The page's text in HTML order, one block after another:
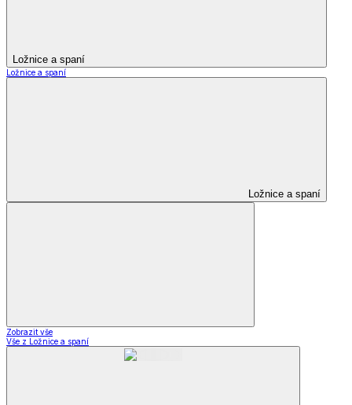
Ložnice a spaní
Ložnice a spaní
Ložnice a spaní
Zobrazit vše
Vše z Ložnice a spaní